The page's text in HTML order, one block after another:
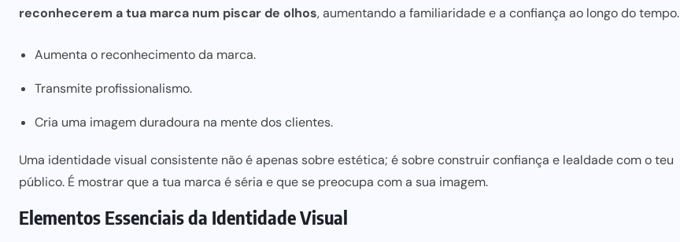
reconhecerem a tua marca num piscar de olhos, aumentando a familiaridade e a confiança ao longo do tempo.
Aumenta o reconhecimento da marca.
Transmite profissionalismo.
Cria uma imagem duradoura na mente dos clientes.
Uma identidade visual consistente não é apenas sobre estética; é sobre construir confiança e lealdade com o teu
público. É mostrar que a tua marca é séria e que se preocupa com a sua imagem.
Elementos Essenciais da Identidade Visual